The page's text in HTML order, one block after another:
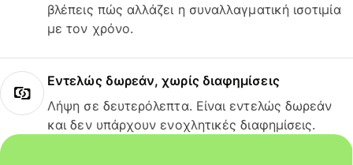
βλέπεις πώς αλλάζει η συναλλαγματική ισοτιμία
με τον χρόνο.
Εντελώς δωρεάν, χωρίς διαφημίσεις
Λήψη σε δευτερόλεπτα. Είναι εντελώς δωρεάν
και δεν υπάρχουν ενοχλητικές διαφημίσεις.